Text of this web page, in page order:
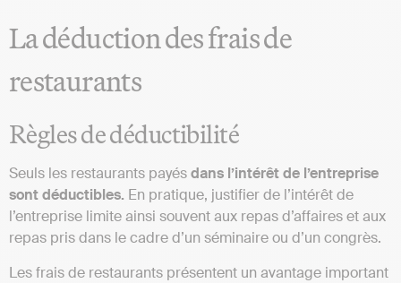
La déduction des frais de
restaurants
Règles de déductibilité
Seuls les restaurants payésdans l’intérêt de l’entreprise
sont déductibles. En pratique, justifier de l’intérêt de
l’entreprise limite ainsi souvent aux repas d’affaires et aux
repas pris dans le cadre d’un séminaire ou d’un congrès.
Les frais de restaurants présentent un avantage important